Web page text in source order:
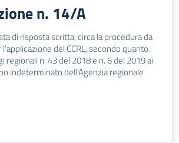
n. 14/A
di risposta scritta, circa la procedura da
del CCRL, secondo quanto
regionali n. 43 del 2018 e n. 6 del 2019 ai
indeterminato dell’Agenzia regionale